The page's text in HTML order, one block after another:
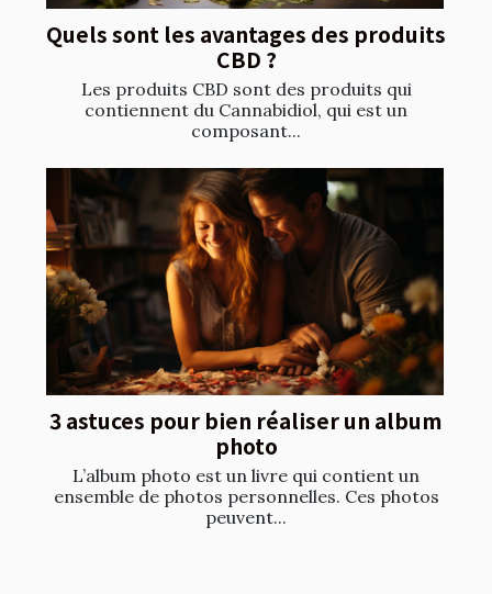
Quels sont les avantages des produits
CBD ?
Les produits CBD sont des produits qui
contiennent du Cannabidiol, qui est un
composant...
3 astuces pour bien réaliser un album
photo
L’album photo est un livre qui contient un
ensemble de photos personnelles. Ces photos
peuvent...